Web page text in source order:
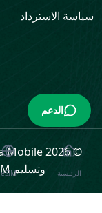
سياسة الاسترداد
© 2026 Ariya Mobile. جميع الحقوق محفوظة.
وتسليم eSIM فوري، ودعم من فريق Ariya.
الرئيسية eSIM
الدعم